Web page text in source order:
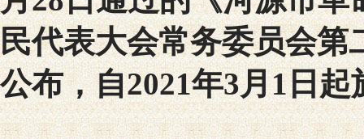
民代表大会常务委员会第
公布，自2021年3月1日起